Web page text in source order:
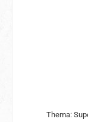
Thema: